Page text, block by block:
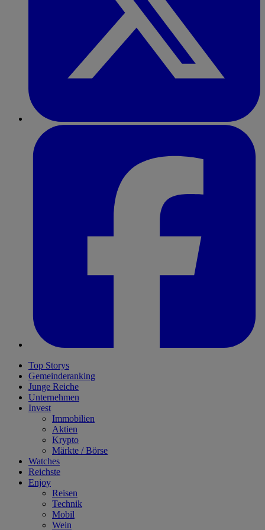
Top Storys
Gemeinderanking
Junge Reiche
Unternehmen
Invest
Immobilien
Aktien
Krypto
Märkte / Börse
Watches
Reichste
Enjoy
Reisen
Technik
Mobil
Wein